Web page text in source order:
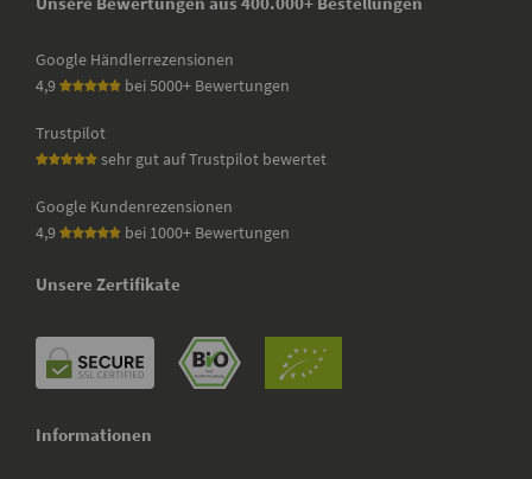
Google Händlerrezensionen
4,9
bei 5000+ Bewertungen
Trustpilot
sehr gut auf Trustpilot bewertet
Google Kundenrezensionen
4,9
bei 1000+ Bewertungen
Unsere Zertifikate
Informationen